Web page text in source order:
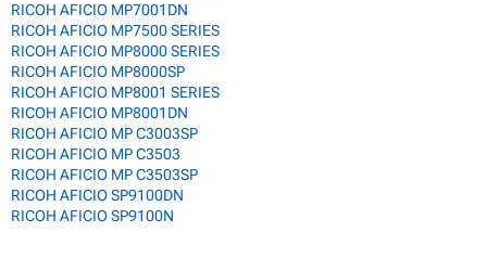
RICOH AFICIO MP7001DN
RICOH AFICIO MP7500 SERIES
RICOH AFICIO MP8000 SERIES
RICOH AFICIO MP8000SP
RICOH AFICIO MP8001 SERIES
RICOH AFICIO MP8001DN
RICOH AFICIO MP C3003SP
RICOH AFICIO MP C3503
RICOH AFICIO MP C3503SP
RICOH AFICIO SP9100DN
RICOH AFICIO SP9100N